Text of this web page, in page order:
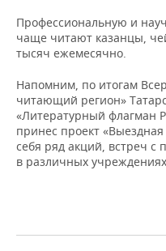
Профессиональную и
чаще читают казанцы,
тысяч ежемесячно.
Напомним, по итогам
читающий регион»
«Литературный флагман
принес проект
себя ряд акций, встреч с
в различных